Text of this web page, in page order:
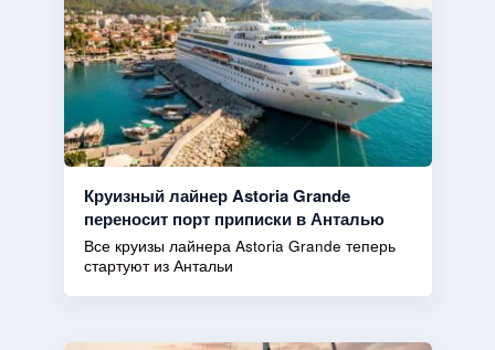
Круизный лайнер Astoria Grande
переносит порт приписки в Анталью
Все круизы лайнера Astoria Grande теперь
стартуют из Антальи